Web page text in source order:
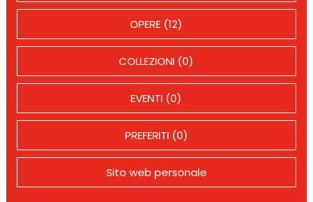
OPERE (12)
COLLEZIONI (0)
EVENTI (0)
PREFERITI (0)
Sito web personale